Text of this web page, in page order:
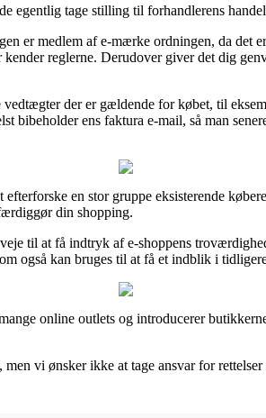
egentlig tage stilling til forhandlerens
er medlem af e-mærke ordningen, da det
reglerne. Derudover giver det dig
der er gældende for købet, til
bibeholder ens faktura e-mail, så man
en stor gruppe eksisterende
din shopping.
til at få indtryk af e-shoppens
også kan bruges til at få et indblik i
online outlets og introducerer
vi ønsker ikke at tage ansvar for